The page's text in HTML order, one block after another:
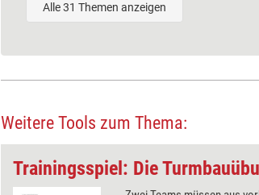
Alle 31 Themen anzeigen
Weitere Tools zum Thema:
Trainingsspiel: Die